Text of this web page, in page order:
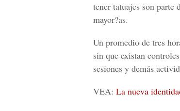
tener tatuajes son parte
mayor?as.
Un promedio de tres
sin que existan
sesiones y demás
VEA: La nueva